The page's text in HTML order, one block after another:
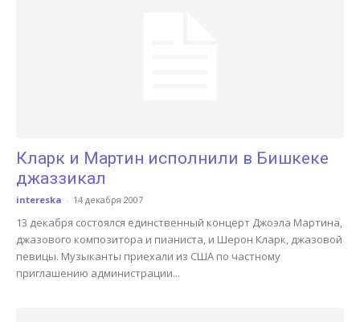
Кларк и Мартин исполнили в Бишкеке
джаззикал
intereska - 14 декабря 2007
13 декабря состоялся единственный концерт Джоэла Мартина,
джазового композитора и пианиста, и Шерон Кларк, джазовой
певицы. Музыканты приехали из США по частному
приглашению администрации...